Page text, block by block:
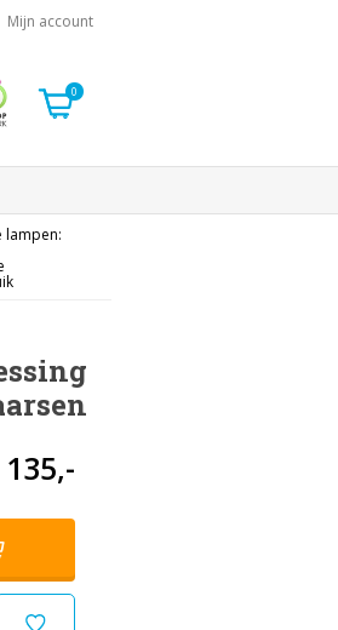
Mijn account
0
lampen:
135,-